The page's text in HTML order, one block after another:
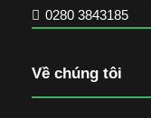
0280 3843185
Về chúng tôi